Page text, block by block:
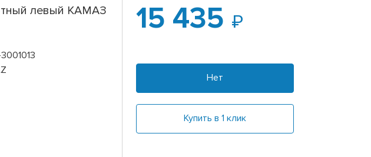
левый КАМАЗ
15 435
Нет
Купить в 1 клик